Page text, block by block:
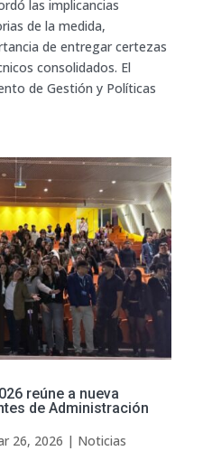
las implicancias
de la medida,
de entregar certezas
consolidados. El
de Gestión y Políticas
reúne a nueva
de Administración
26, 2026 | Noticias